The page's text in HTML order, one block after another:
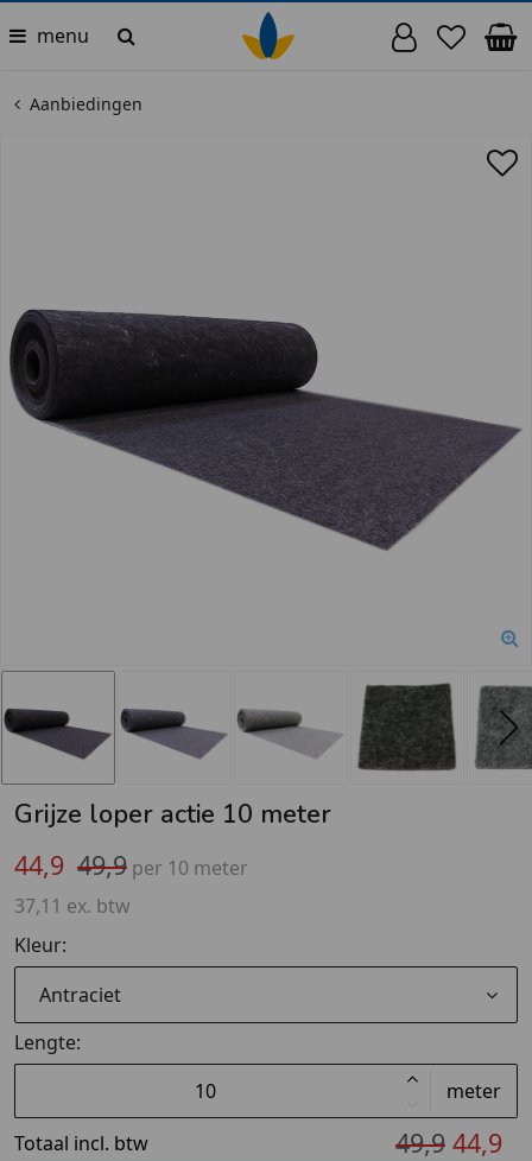
menu
Aanbiedingen
Grijze loper actie 10 meter
44,9 49,9 per 10 meter
37,11 ex. btw
Kleur:
Antraciet
Lengte:
meter
Totaal incl. btw 49,9 44,9